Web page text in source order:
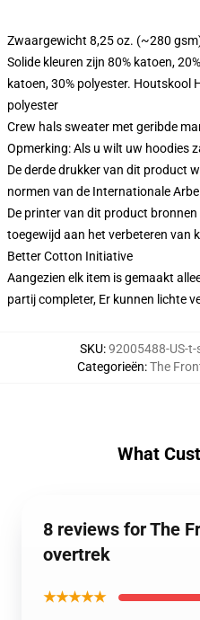
Zwaargewicht 8,25 oz. (~280
Solide kleuren zijn 80% katoen,
katoen, 30% polyester. Houtskool
polyester
Crew hals sweater met geribde
Opmerking: Als u wilt uw hoodies
De derde drukker van dit product
normen van de Internationale
De printer van dit product
toegewijd aan het verbeteren van
Better Cotton Initiative
Aangezien elk item is gemaakt
partij completer, Er kunnen lichte
SKU:92005488-US-t-
Categorieën:The
What
8 reviews for The
overtrek
★★★★★